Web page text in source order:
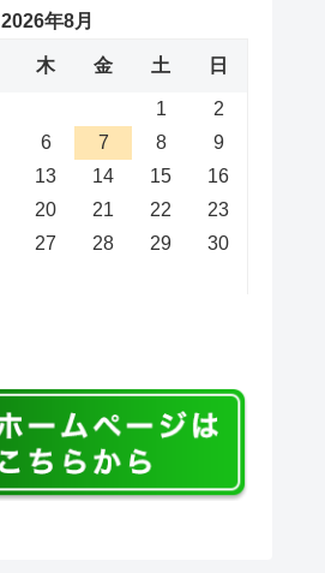
2026年8月
木 金 土 日
1
2
6 7 8
9
13 14 15
16
20 21 22
23
27 28 29
30